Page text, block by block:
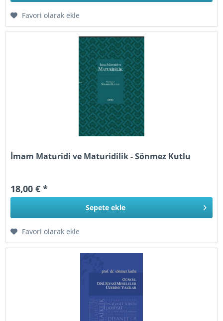
Favori olarak ekle
İmam Maturidi ve Maturidilik - Sönmez Kutlu
18,00 € *
Sepete ekle
Favori olarak ekle